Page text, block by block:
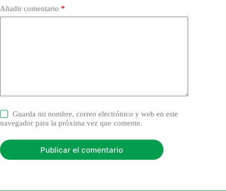
Añadir comentario *
Guarda mi nombre, correo electrónico y web en este
navegador para la próxima vez que comente.
Publicar el comentario